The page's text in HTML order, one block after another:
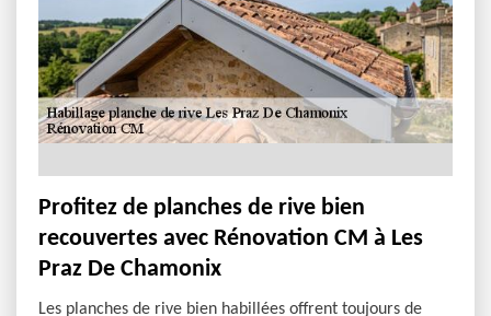
Profitez de planches de rive bien
recouvertes avec Rénovation CM à Les
Praz De Chamonix
Les planches de rive bien habillées offrent toujours de